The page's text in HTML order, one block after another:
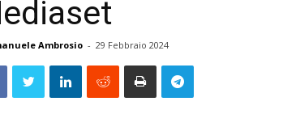
Ambrosio - 29 Febbraio 2024